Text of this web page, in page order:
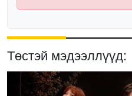
Төстэй мэдээллүүд: